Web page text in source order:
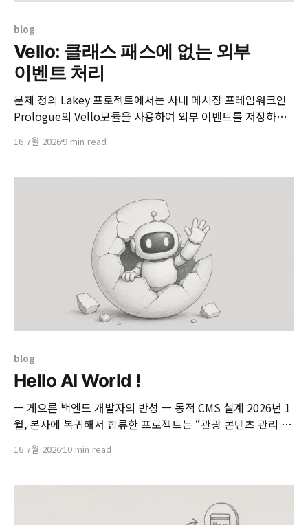
blog
Vello: 클래스 패스에 없는 외부
이벤트 처리
문제 정의 Lakey 프로젝트에서는 사내 메시징 프레임워크인
Prologue의 Vello모듈을 사용하여 외부 이벤트를 저장하고
하고 있습니다. Prologue가 기본으로 제공하는 이벤트 변환
더의 'payloadClass' 값을 읽고, 클래스 이름이 구동중인 서비
스의 클래스패스에 존재하는지 확인 후에 역직렬화를 수행합
16 7월 20269 min read
blog
Hello AI World !
ㅡ 게으른 백엔드 개발자의 반성 ㅡ 동적 CMS 설계 2026년 1
월, 본사에 복귀해서 합류한 프로젝트는 “관광 콘텐츠 관리 시
트를 기반으로 최신 아키텍처 위에서 재작업을 진행 중이었습
JSON 구조를 유연하게 저장하고, UI까지 자유롭게 변형할 수
16 7월 202610 min read